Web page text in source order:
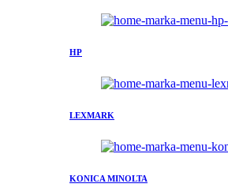
HP
LEXMARK
KONICA MINOLTA